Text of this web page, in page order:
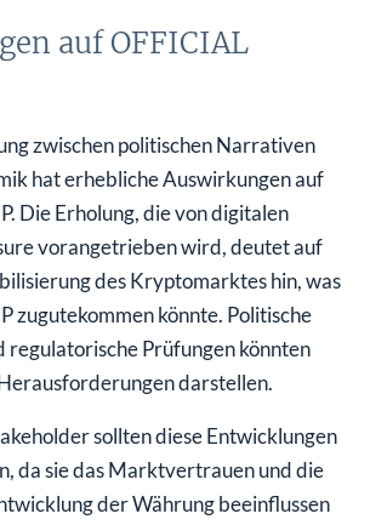
auf OFFICIAL
zwischen politischen Narrativen
hat erhebliche Auswirkungen auf
Die Erholung, die von digitalen
vorangetrieben wird, deutet auf
des Kryptomarktes hin, was
zugutekommen könnte. Politische
regulatorische Prüfungen könnten
darstellen.
sollten diese Entwicklungen
da sie das Marktvertrauen und die
der Währung beeinflussen